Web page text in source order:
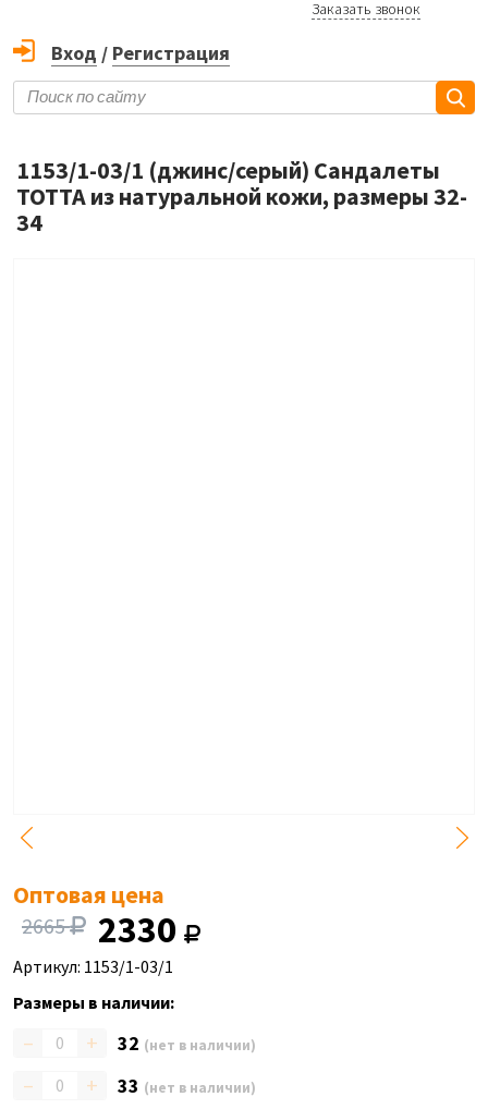
Заказать звонок
Вход / Регистрация
1153/1-03/1 (джинс/серый) Сандалеты
ТОТТА из натуральной кожи, размеры 32-
34
Оптовая цена
2665 2330
Артикул: 1153/1-03/1
Размеры в наличии:
– + 32 (нет в наличии)
– + 33 (нет в наличии)